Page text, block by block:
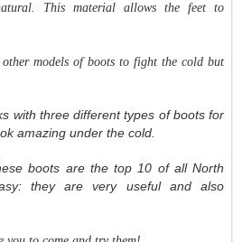
This material allows the feet to
models of boots to fight the cold but
with three different types of boots for
amazing under the cold.
boots are the top 10 of all North
they are very useful and also